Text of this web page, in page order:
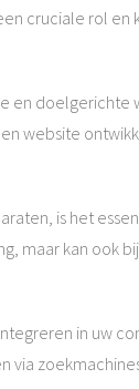
cruciale rol en
en doelgerichte
website
is het
maar kan ook
in uw
via